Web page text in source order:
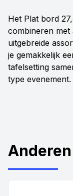
Het Plat bord
combineren met
uitgebreide
je gemakkelijk
tafelsetting
type evenement.